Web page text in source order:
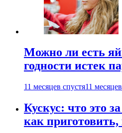
Можно ли есть
годности истек
11 месяцев спустя11
Кускус: что это
как